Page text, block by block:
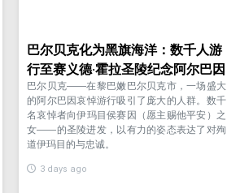
巴尔贝克化为黑旗海洋：数千人游
行至赛义德·霍拉圣陵纪念阿尔巴因
巴尔贝克——在黎巴嫩巴尔贝克市，一场盛大
的阿尔巴因哀悼游行吸引了庞大的人群。数千
名哀悼者向伊玛目侯赛因（愿主赐他平安）之
女——的圣陵进发，以有力的姿态表达了对殉
道伊玛目的与忠诚。
3 days ago